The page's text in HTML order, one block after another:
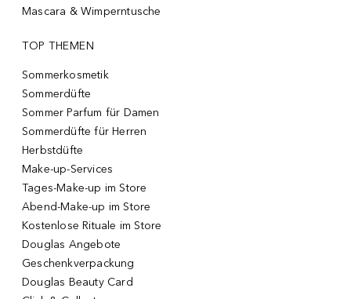
Mascara & Wimperntusche
TOP THEMEN
Sommerkosmetik
Sommerdüfte
Sommer Parfum für Damen
Sommerdüfte für Herren
Herbstdüfte
Make-up-Services
Tages-Make-up im Store
Abend-Make-up im Store
Kostenlose Rituale im Store
Douglas Angebote
Geschenkverpackung
Douglas Beauty Card